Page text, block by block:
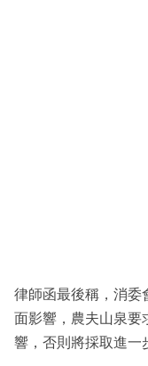
律師函最後稱，消委
面影響，農夫山泉要
響，否則將採取進一